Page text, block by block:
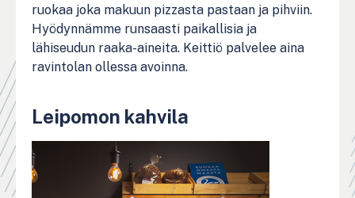
ruokaa joka makuun pizzasta pastaan ja pihviin.
Hyödynnämme runsaasti paikallisia ja
lähiseudun raaka-aineita. Keittiö palvelee aina
ravintolan ollessa avoinna.
Leipomon kahvila